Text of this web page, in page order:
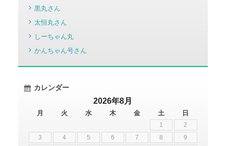
黒丸さん
太恒丸さん
しーちゃん丸
かんちゃん号さん
カレンダー
2026年8月
月 火 水 木 金 土 日
1
2
3
4 5 6 7 8
9